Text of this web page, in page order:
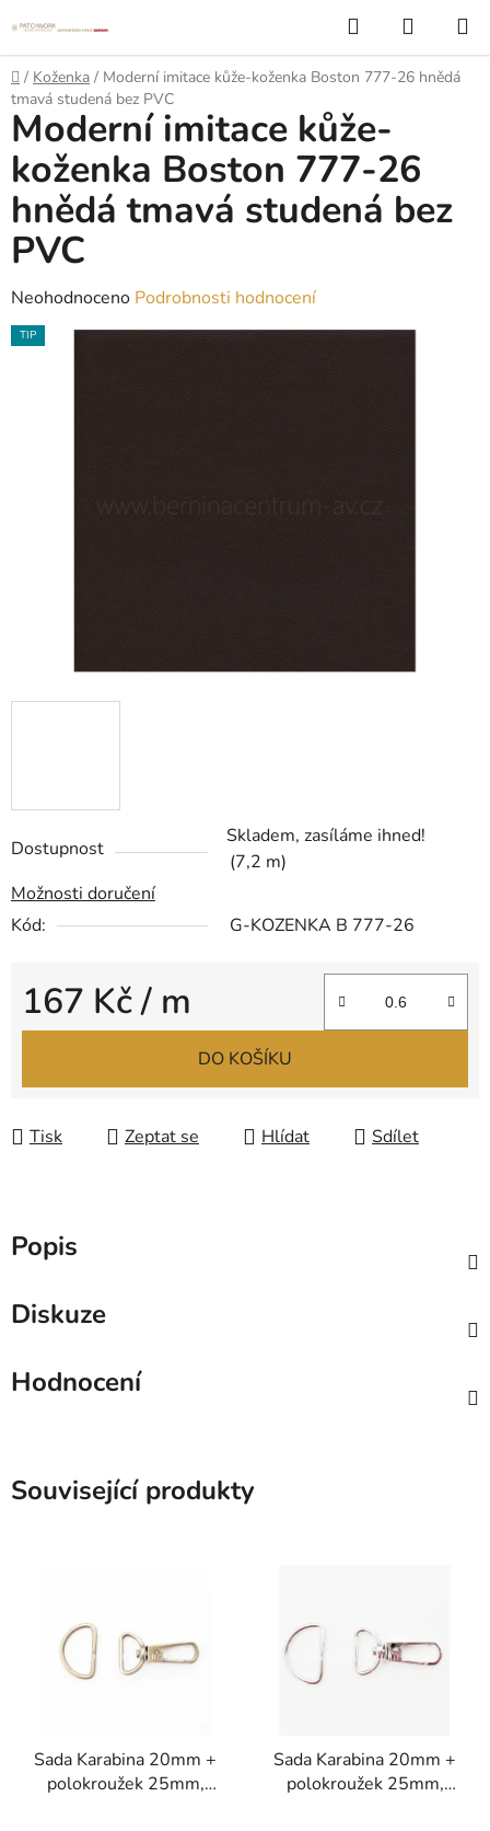
na
obsah
Hledat
KOŠÍK
Domů
/ Koženka / Moderní imitace kůže-koženka Boston 777-26 hnědá
tmavá studená bez PVC
Dostupnost
Skladem, zasíláme ihned!
(7,2 m)
Možnosti doručení
Kód:
G-KOZENKA B 777-26
167 Kč/ m
Měrná cena:
DO KOŠÍKU
Tisk Zeptat se Hlídat Sdílet
Moderní imitace kůže-
koženka Boston 777-26
hnědá tmavá studená bez
PVC
Průměrné
hodnocení
Neohodnoceno Podrobnosti hodnocení
TIP
Popis
Diskuze
Hodnocení
Související produkty
Sada Karabina 20mm +
polokroužek 25mm,
Sada Karabina 20mm +
polokroužek 25mm,